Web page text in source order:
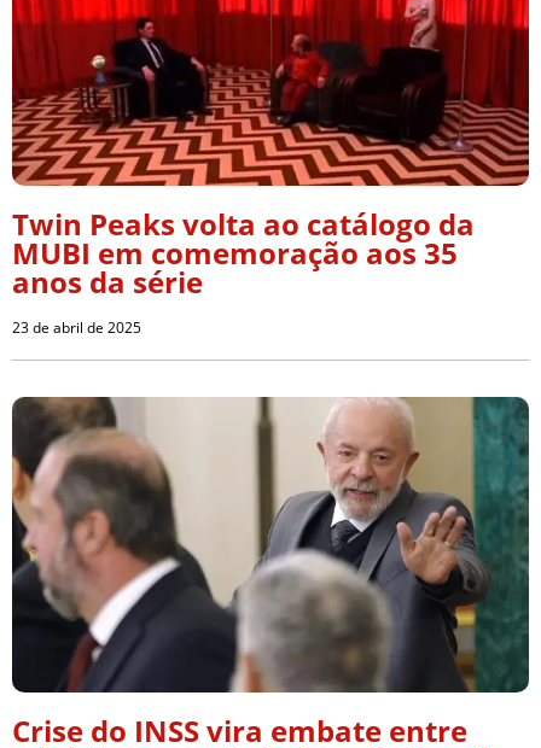
Twin Peaks volta ao catálogo da
MUBI em comemoração aos 35
anos da série
23 de abril de 2025
Crise do INSS vira embate entre